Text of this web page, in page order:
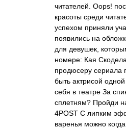
читателей. Oops!
красоты среди
успехом приняли
появились на
для девушек,
номере: Кая
продюсеру сериала
быть актрисой
себя в театре За
сплетням? Пройди
4POST С липким
варенья можно